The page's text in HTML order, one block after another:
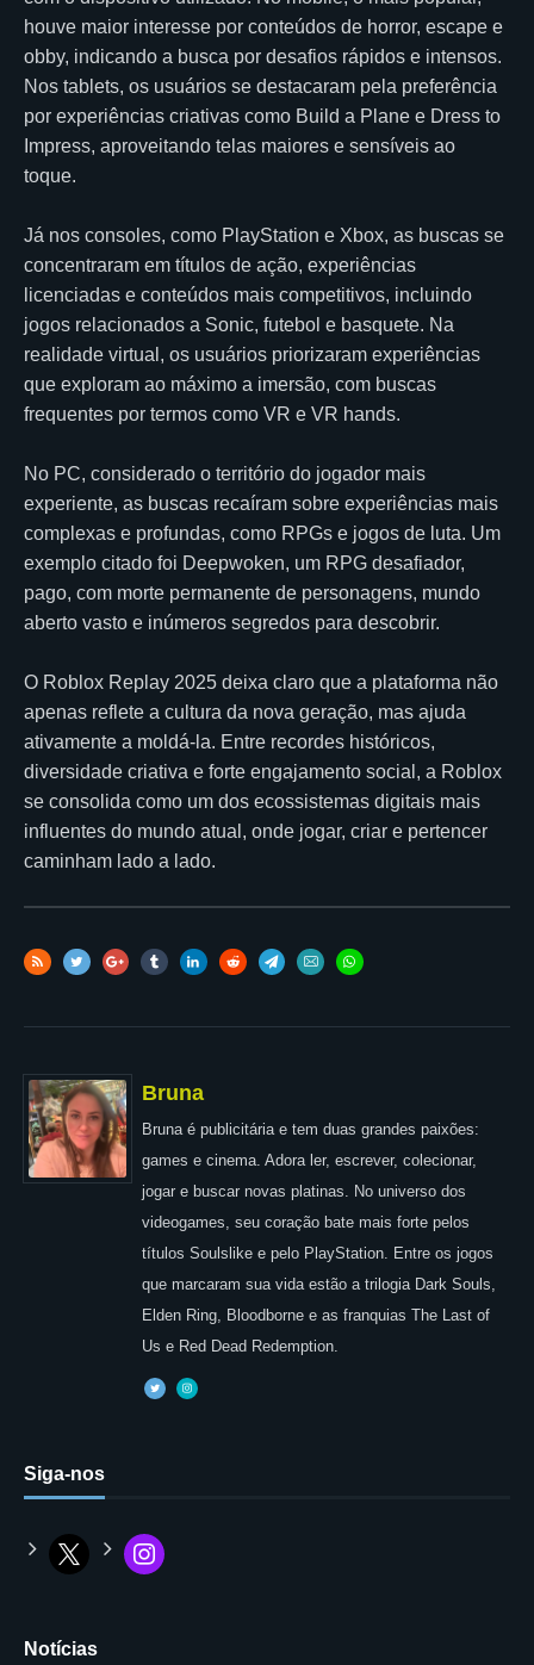
houve maior interesse por conteúdos de horror, escape e
obby, indicando a busca por desafios rápidos e intensos.
Nos tablets, os usuários se destacaram pela preferência
por experiências criativas como Build a Plane e Dress to
Impress, aproveitando telas maiores e sensíveis ao
toque.
Já nos consoles, como PlayStation e Xbox, as buscas se
concentraram em títulos de ação, experiências
licenciadas e conteúdos mais competitivos, incluindo
jogos relacionados a Sonic, futebol e basquete. Na
realidade virtual, os usuários priorizaram experiências
que exploram ao máximo a imersão, com buscas
frequentes por termos como VR e VR hands.
No PC, considerado o território do jogador mais
experiente, as buscas recaíram sobre experiências mais
complexas e profundas, como RPGs e jogos de luta. Um
exemplo citado foi Deepwoken, um RPG desafiador,
pago, com morte permanente de personagens, mundo
aberto vasto e inúmeros segredos para descobrir.
O Roblox Replay 2025 deixa claro que a plataforma não
apenas reflete a cultura da nova geração, mas ajuda
ativamente a moldá-la. Entre recordes históricos,
diversidade criativa e forte engajamento social, a Roblox
se consolida como um dos ecossistemas digitais mais
influentes do mundo atual, onde jogar, criar e pertencer
caminham lado a lado.
Bruna
Bruna é publicitária e tem duas grandes paixões:
games e cinema. Adora ler, escrever, colecionar,
jogar e buscar novas platinas. No universo dos
videogames, seu coração bate mais forte pelos
títulos Soulslike e pelo PlayStation. Entre os jogos
que marcaram sua vida estão a trilogia Dark Souls,
Elden Ring, Bloodborne e as franquias The Last of
Us e Red Dead Redemption.
Siga-nos
Notícias